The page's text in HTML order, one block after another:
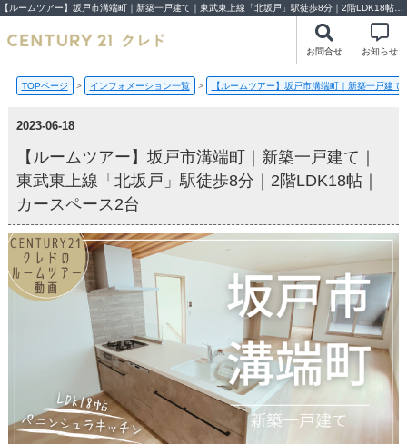
お問合せ お知らせ
TOPページ > インフォメーション一覧 > 【ルームツアー】坂戸市溝端町｜新築一戸建
2023-06-18
【ルームツアー】坂戸市溝端町｜新築一戸建て｜
東武東上線「北坂戸」駅徒歩8分｜2階LDK18帖｜
カースペース2台